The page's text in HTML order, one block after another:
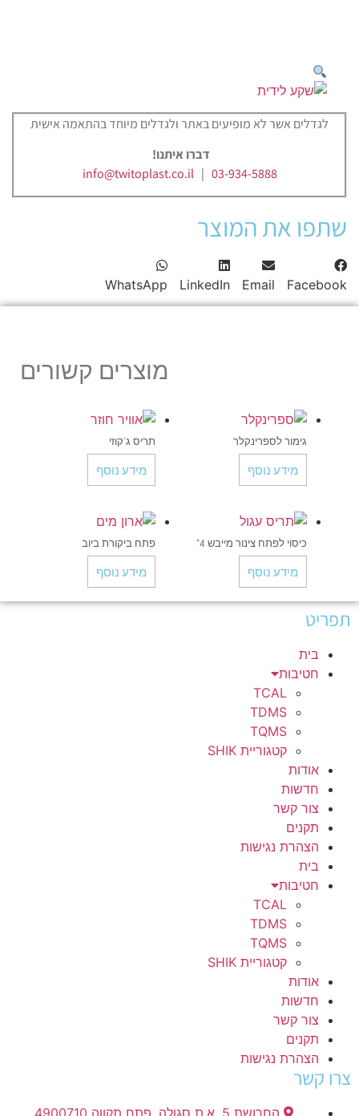
לגדלים אשר לא מופיעים באתר ולגדלים מיוחד בהתאמה אישית
דברו איתנו!
03-934-5888
|
info@twitoplast.co.il
שתפו את המוצר
Facebook
Email
LinkedIn
WhatsApp
מוצרים קשורים
גימור לספרינקלר
מידע נוסף
תריס ג'קוזי
מידע נוסף
כיסוי לפתח צינור מייבש 4"
מידע נוסף
פתח ביקורת ביוב
מידע נוסף
תפריט
בית
חטיבות
TCAL
TDMS
TQMS
קטגוריית SHIK
אודות
חדשות
צור קשר
תקנים
הצהרת נגישות
בית
חטיבות
TCAL
TDMS
TQMS
קטגוריית SHIK
אודות
חדשות
צור קשר
תקנים
הצהרת נגישות
צרו קשר
החרושת 5, א.ת סגולה, פתח תקווה 4900710